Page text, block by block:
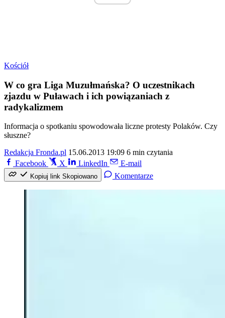
Kościół
W co gra Liga Muzułmańska? O uczestnikach
zjazdu w Puławach i ich powiązaniach z
radykalizmem
Informacja o spotkaniu spowodowała liczne protesty Polaków. Czy
słuszne?
Redakcja Fronda.pl 15.06.2013 19:09 6 min czytania
Facebook
X LinkedIn E-mail
Kopiuj link Skopiowano Komentarze